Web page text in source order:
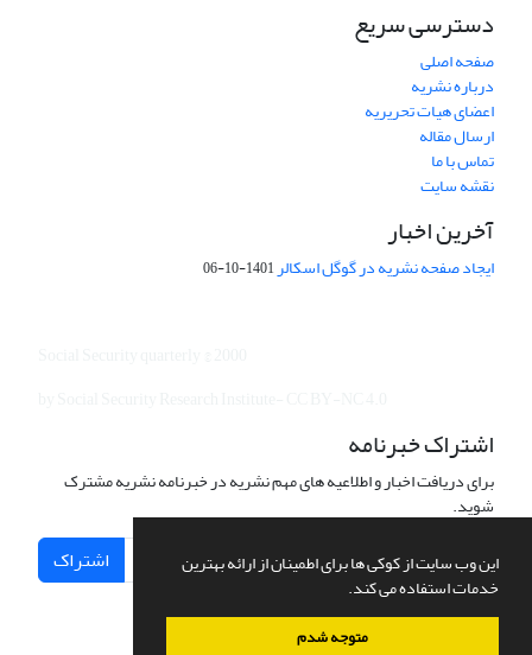
این وب سایت از کوکی ها برای اطمینان از ارائه بهترین
خدمات استفاده می کند.
متوجه شدم
دسترسی سریع
صفحه اصلی
درباره نشریه
اعضای هیات تحریریه
ارسال مقاله
تماس با ما
نقشه سایت
آخرین اخبار
ایجاد صفحه نشریه در گوگل اسکالر1401-10-06
اشتراک خبرنامه
برای دریافت اخبار و اطلاعیه های مهم نشریه در خبرنامه نشریه مشترک
شوید.
اشتراک